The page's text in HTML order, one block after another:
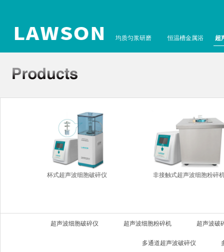
均质匀浆研磨 恒温槽金属浴 超
杯式超声波细胞破碎仪 非接触式超声波细胞粉碎
超声波细胞破碎仪 超声波细胞粉碎机 超声波破
多通道超声波破碎仪